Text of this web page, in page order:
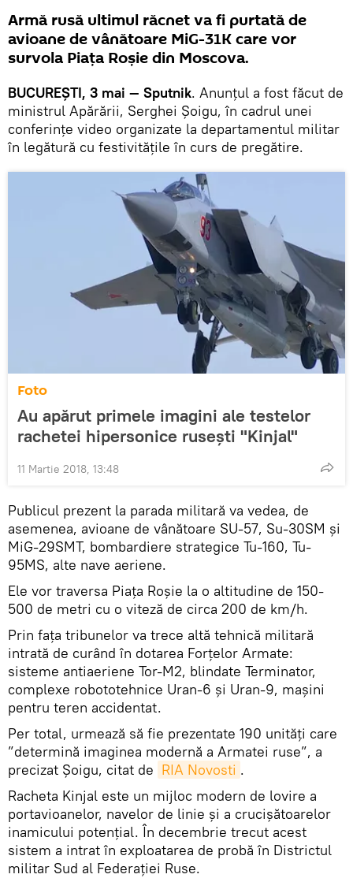
Armă rusă ultimul răcnet va fi purtată de
avioane de vânătoare MiG-31K care vor
survola Piața Roșie din Moscova.
BUCUREȘTI, 3 mai — Sputnik. Anunțul a fost făcut de
ministrul Apărării, Serghei Șoigu, în cadrul unei
conferințe video organizate la departamentul militar
în legătură cu festivitățile în curs de pregătire.
Foto
Au apărut primele imagini ale testelor
rachetei hipersonice rusești "Kinjal"
11 Martie 2018, 13:48
Publicul prezent la parada militară va vedea, de
asemenea, avioane de vânătoare SU-57, Su-30SM și
MiG-29SMT, bombardiere strategice Tu-160, Tu-
95MS, alte nave aeriene.
Ele vor traversa Piața Roșie la o altitudine de 150-
500 de metri cu o viteză de circa 200 de km/h.
Prin fața tribunelor va trece altă tehnică militară
intrată de curând în dotarea Forțelor Armate:
sisteme antiaeriene Tor-M2, blindate Terminator,
complexe robototehnice Uran-6 și Uran-9, mașini
pentru teren accidentat.
Per total, urmează să fie prezentate 190 unități care
”determină imaginea modernă a Armatei ruse”, a
precizat Șoigu, citat de RIA Novosti .
Racheta Kinjal este un mijloc modern de lovire a
portavioanelor, navelor de linie și a crucișătoarelor
inamicului potențial. În decembrie trecut acest
sistem a intrat în exploatarea de probă în Districtul
militar Sud al Federației Ruse.